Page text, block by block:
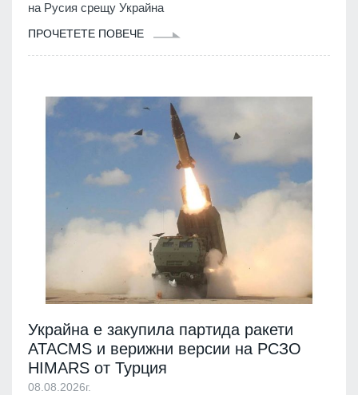
на Русия срещу Украйна
ПРОЧЕТЕТЕ ПОВЕЧЕ
Украйна е закупила партида ракети
ATACMS и верижни версии на РСЗО
HIMARS от Турция
08.08.2026г.